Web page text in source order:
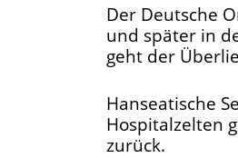
Der Deutsche
und später in
geht der
Hanseatische
Hospitalzelten
zurück.